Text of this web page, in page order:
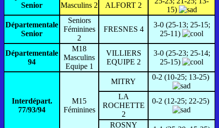
Senior
Masculins 2
ALFORT 2
15)
Départementale
Senior
Seniors
Féminines
2
FRESNES 4
3-0 (25-13; 25-15;
25-11)
Départementale
94
M18
Masculins
Equipe 1
VILLIERS
EQUIPE 2
3-0 (25-23; 25-14;
25-15)
Interdépart.
77/93/94
M15
Féminines
MITRY
0-2 (10-25; 13-25)
LA
ROCHETTE
2
0-2 (12-25; 22-25)
ROSNY